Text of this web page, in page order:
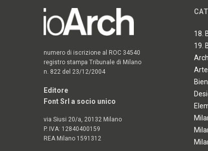
numero di iscrizione al ROC 34540
registro stampa Tribunale di Milano
n. 822 del 23/12/2004
Editore
Font Srl a socio unico
via Siusi 20/a, 20132 Milano
P. IVA: 12840400159
REA Milano 1591312
18.
19.